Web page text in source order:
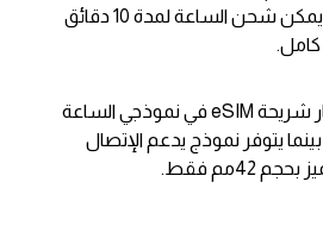
السريع VOOC 2.0، حيث يمكن شحن الساعة لمدة 10 دقائق
ومن المقرر أن يتوفر إختيار شريحة eSIM في نموذجي الساعة
بحجم 46 أو 42مم، بينما يتوفر نموذج يدعم الإتصال
42مم فقط.